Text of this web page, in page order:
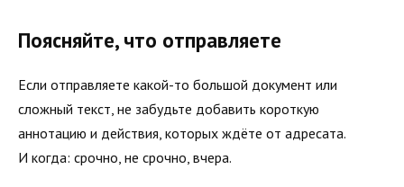
Поясняйте, что отправляете
Если отправляете какой-то большой документ или
сложный текст, не забудьте добавить короткую
аннотацию и действия, которых ждёте от адресата.
И когда: срочно, не срочно, вчера.